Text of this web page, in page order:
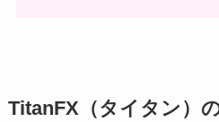
TitanFX（タイタン）